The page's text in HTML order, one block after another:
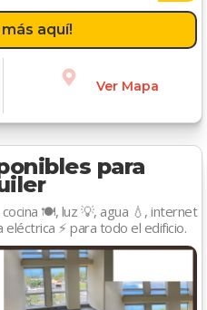
aquí!
Ver Mapa
para
🍽️, luz 💡, agua 💧, internet
⚡ para todo el edificio.